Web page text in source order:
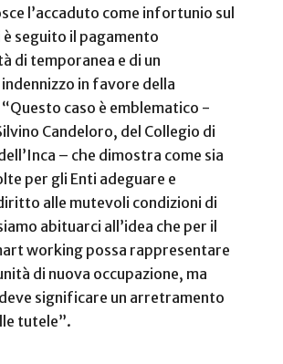
l’accaduto come infortunio sul
è seguito il pagamento
di temporanea e di un
in favore della
caso è emblematico -
Candeloro, del Collegio di
– che dimostra come sia
per gli Enti adeguare e
alle mutevoli condizioni di
abituarci all’idea che per il
working possa rappresentare
di nuova occupazione, ma
significare un arretramento
tutele”.